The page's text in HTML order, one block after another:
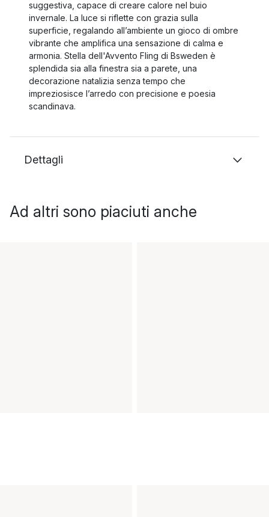
suggestiva, capace di creare calore nel buio
invernale. La luce si riflette con grazia sulla
superficie, regalando all’ambiente un gioco di ombre
vibrante che amplifica una sensazione di calma e
armonia. Stella dell'Avvento Fling di Bsweden è
splendida sia alla finestra sia a parete, una
decorazione natalizia senza tempo che
impreziosisce l’arredo con precisione e poesia
scandinava.
Dettagli
Ad altri sono piaciuti anche